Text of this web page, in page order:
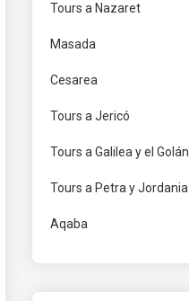
Tours a Nazaret
Masada
Cesarea
Tours a Jericó
Tours a Galilea y el Golán
Tours a Petra y Jordania
Aqaba